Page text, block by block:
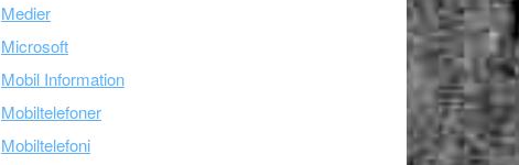
Medier
Microsoft
Mobil Information
Mobiltelefoner
Mobiltelefoni